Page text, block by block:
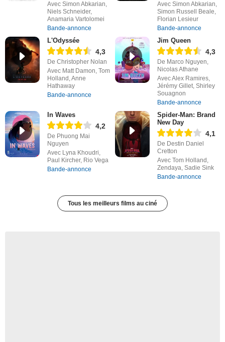
Avec Simon Abkarian,
Niels Schneider,
Anamaria Vartolomei
Bande-annonce
Avec Simon Abkarian,
Simon Russell Beale,
Florian Lesieur
Bande-annonce
L'Odyssée
4,3
De Christopher Nolan
Avec Matt Damon, Tom
Holland, Anne
Hathaway
Bande-annonce
Jim Queen
4,3
De Marco Nguyen,
Nicolas Athane
Avec Alex Ramires,
Jérémy Gillet, Shirley
Souagnon
Bande-annonce
In Waves
4,2
De Phuong Mai
Nguyen
Avec Lyna Khoudri,
Paul Kircher, Rio Vega
Bande-annonce
Spider-Man: Brand
New Day
4,1
De Destin Daniel
Cretton
Avec Tom Holland,
Zendaya, Sadie Sink
Bande-annonce
Tous les meilleurs films au ciné